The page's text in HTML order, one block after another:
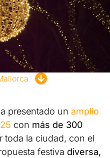
presentado un amplio
con más de 300
toda la ciudad, con el
festiva diversa,